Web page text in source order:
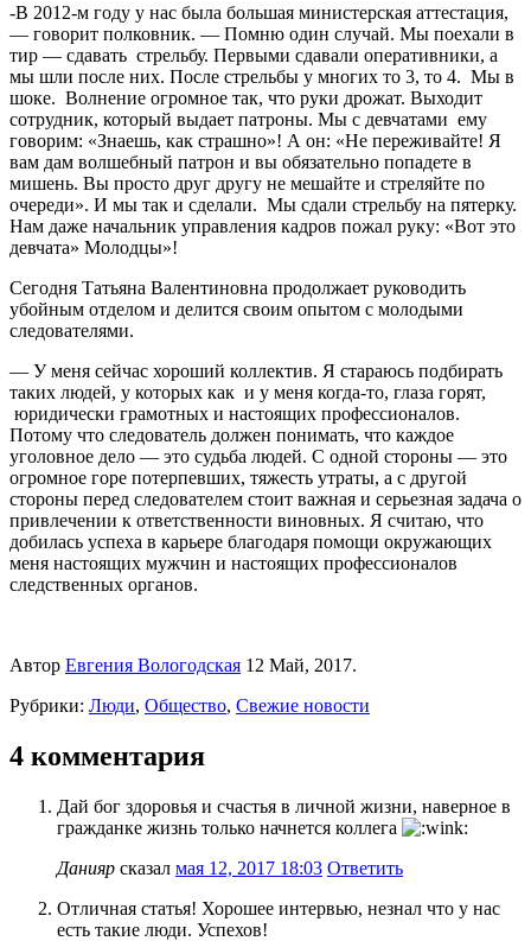
-В 2012-м году у нас была большая министерская аттестация,
— говорит полковник. — Помню один случай. Мы поехали в
тир — сдавать стрельбу. Первыми сдавали оперативники, а
мы шли после них. После стрельбы у многих то 3, то 4. Мы в
шоке. Волнение огромное так, что руки дрожат. Выходит
сотрудник, который выдает патроны. Мы с девчатами ему
говорим: «Знаешь, как страшно»! А он: «Не переживайте! Я
вам дам волшебный патрон и вы обязательно попадете в
мишень. Вы просто друг другу не мешайте и стреляйте по
очереди». И мы так и сделали. Мы сдали стрельбу на пятерку.
Нам даже начальник управления кадров пожал руку: «Вот это
девчата» Молодцы»!
Сегодня Татьяна Валентиновна продолжает руководить
убойным отделом и делится своим опытом с молодыми
следователями.
— У меня сейчас хороший коллектив. Я стараюсь подбирать
таких людей, у которых как и у меня когда-то, глаза горят,
юридически грамотных и настоящих профессионалов.
Потому что следователь должен понимать, что каждое
уголовное дело — это судьба людей. С одной стороны — это
огромное горе потерпевших, тяжесть утраты, а с другой
стороны перед следователем стоит важная и серьезная задача о
привлечении к ответственности виновных. Я считаю, что
добилась успеха в карьере благодаря помощи окружающих
меня настоящих мужчин и настоящих профессионалов
следственных органов.
Автор Евгения Вологодская 12 Май, 2017.
Рубрики: Люди, Общество, Свежие новости
4 комментария
Дай бог здоровья и счастья в личной жизни, наверное в
гражданке жизнь только начнется коллега
Данияр сказал мая 12, 2017 18:03 Ответить
Отличная статья! Хорошее интервью, незнал что у нас
есть такие люди. Успехов!